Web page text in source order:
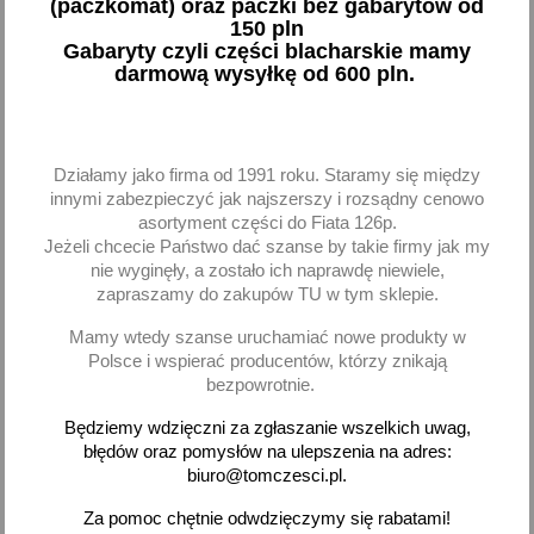
Champion komplet 4 sztuk
45,84 zł brutto
Dodaj
komplet
4,08 zł brutto
Dodaj
favorite_border favorite_border
(paczkomat) oraz paczki bez gabarytów od
150 pln
Gabaryty czyli części blacharskie mamy
darmową wysyłkę od 600 pln.
Działamy jako firma od 1991 roku. Staramy się między
innymi zabezpieczyć jak najszerszy i rozsądny cenowo
asortyment części do Fiata 126p.
Jeżeli chcecie Państwo dać szanse by takie firmy jak my
nie wyginęły, a zostało ich naprawdę niewiele,
zapraszamy do zakupów TU w tym sklepie.
Mamy wtedy szanse uruchamiać nowe produkty w
Polsce i wspierać producentów, którzy znikają
bezpowrotnie.
Będziemy wdzięczni za zgłaszanie wszelkich uwag,
błędów oraz pomysłów na ulepszenia na adres:
biuro@tomczesci.pl.
Za pomoc chętnie odwdzięczymy się rabatami!